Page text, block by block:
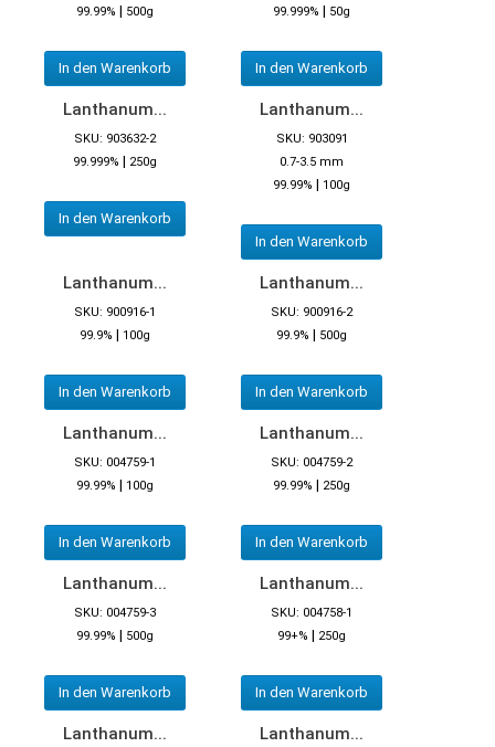
99.99% | 500g
In den Warenkorb
99.999% | 50g
In den Warenkorb
Lanthanum...
SKU: 903632-2
99.999% | 250g
In den Warenkorb
Lanthanum...
SKU: 903091
0.7-3.5 mm
99.99% | 100g
In den Warenkorb
Lanthanum...
SKU: 900916-1
99.9% | 100g
In den Warenkorb
Lanthanum...
SKU: 900916-2
99.9% | 500g
In den Warenkorb
Lanthanum...
SKU: 004759-1
99.99% | 100g
In den Warenkorb
Lanthanum...
SKU: 004759-2
99.99% | 250g
In den Warenkorb
Lanthanum...
SKU: 004759-3
99.99% | 500g
In den Warenkorb
Lanthanum...
SKU: 004758-1
99+% | 250g
In den Warenkorb
Lanthanum... Lanthanum...